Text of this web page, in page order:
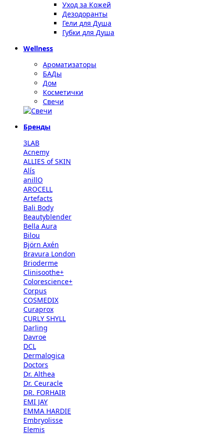
Уход за Кожей
Дезодоранты
Гели для Душа
Губки для Душа
Wellness
Ароматизаторы
БАДы
Дом
Косметички
Свечи
Бренды
3LAB
Acnemy
ALLIES of SKIN
Alís
anillO
AROCELL
Artefacts
Bali Body
Beautyblender
Bella Aura
Bilou
Björn Axén
Bravura London
Brioderme
Clinisoothe+
Colorescience+
Corpus
COSMEDIX
Curaprox
CURLY SHYLL
Darling
Davroe
DCL
Dermalogica
Doctors
Dr. Althea
Dr. Ceuracle
DR. FORHAIR
EMI JAY
EMMA HARDIE
Embryolisse
Elemis